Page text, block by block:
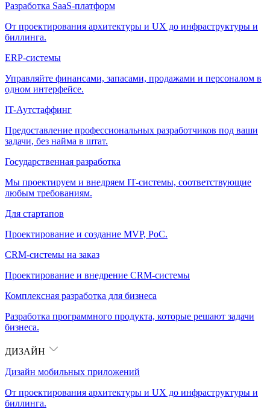
Разработка SaaS-платформ
От проектирования архитектуры и UX до инфраструктуры и
биллинга.
ERP-системы
Управляйте финансами, запасами, продажами и персоналом в
одном интерфейсе.
IT-Аутстаффинг
Предоставление профессиональных разработчиков под ваши
задачи, без найма в штат.
Государственная разработка
Мы проектируем и внедряем IT-системы, соответствующие
любым требованиям.
Для стартапов
Проектирование и создание MVP, PoC.
CRM-системы на заказ
Проектирование и внедрение CRM-системы
Комплексная разработка для бизнеса
Разработка программного продукта, которые решают задачи
бизнеса.
ДИЗАЙН
Дизайн мобильных приложений
От проектирования архитектуры и UX до инфраструктуры и
биллинга.